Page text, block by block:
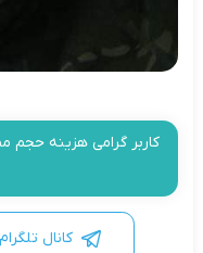
کاربر گرامی هزینه حجم
کانال تلگرام